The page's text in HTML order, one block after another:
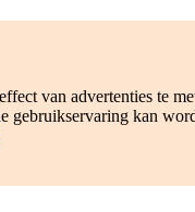
van advertenties te
gebruikservaring kan